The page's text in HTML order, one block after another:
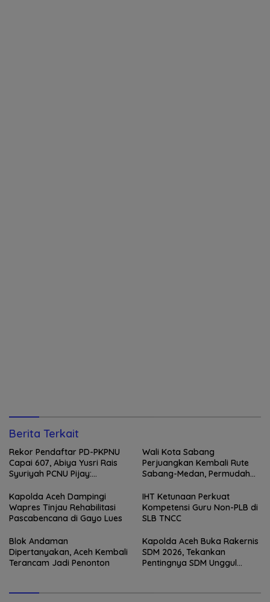
Berita Terkait
Rekor Pendaftar PD-PKPNU
Capai 607, Abiya Yusri Rais
Syuriyah PCNU Pijay:
Jantung Jam’iyah
Wali Kota Sabang
Perjuangkan Kembali Rute
Sabang-Medan, Permudah
Weh
Kapolda Aceh Dampingi
Wapres Tinjau Rehabilitasi
Pascabencana di Gayo Lues
IHT Ketunaan Perkuat
Kompetensi Guru Non-PLB di
SLB TNCC
Blok Andaman
Dipertanyakan, Aceh Kembali
Terancam Jadi Penonton
Kapolda Aceh Buka Rakernis
SDM 2026, Tekankan
Pentingnya SDM Unggul